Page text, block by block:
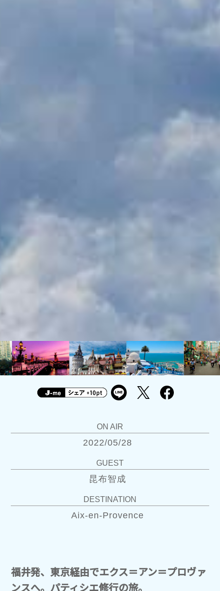
ON AIR
2022/05/28
GUEST
昆布智成
DESTINATION
Aix-en-Provence
福井発、東京経由でエクス＝アン＝プロヴァ
ンスへ。パティシエ修行の旅。